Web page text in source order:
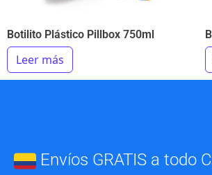
Botilito Plástico Pillbox 750ml
Leer más
Envíos GRATIS a todo